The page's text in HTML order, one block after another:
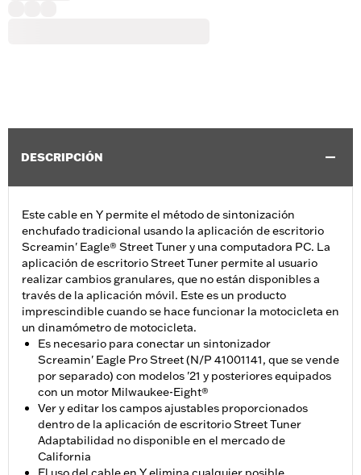
DESCRIPCIÓN
Este cable en Y permite el método de sintonización
enchufado tradicional usando la aplicación de escritorio
Screamin' Eagle® Street Tuner y una computadora PC. La
aplicación de escritorio Street Tuner permite al usuario
realizar cambios granulares, que no están disponibles a
través de la aplicación móvil. Este es un producto
imprescindible cuando se hace funcionar la motocicleta en
un dinamómetro de motocicleta.
Es necesario para conectar un sintonizador
Screamin' Eagle Pro Street (N/P 41001141, que se vende
por separado) con modelos '21 y posteriores equipados
con un motor Milwaukee-Eight®
Ver y editar los campos ajustables proporcionados
dentro de la aplicación de escritorio Street Tuner
Adaptabilidad no disponible en el mercado de
California